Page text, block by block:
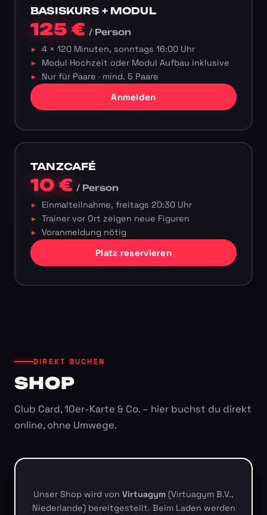
BASISKURS + MODUL
125 €/ Person
4 × 120 Minuten, sonntags 16:00 Uhr
Modul Hochzeit oder Modul Aufbau inklusive
Nur für Paare · mind. 5 Paare
Anmelden
TANZCAFÉ
10 €/ Person
Einmalteilnahme, freitags 20:30 Uhr
Trainer vor Ort zeigen neue Figuren
Voranmeldung nötig
Platz reservieren
DIREKT BUCHEN
SHOP
Club Card, 10er-Karte & Co. – hier buchst du direkt
online, ohne Umwege.
Unser Shop wird von Virtuagym (Virtuagym B.V.,
Niederlande) bereitgestellt. Beim Laden werden